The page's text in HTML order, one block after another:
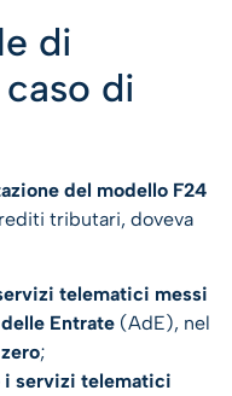
di
di
del modello F24
tributari, doveva
telematici messi
Entrate (AdE), nel
;
i servizi telematici